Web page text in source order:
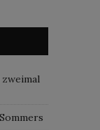
zweimal